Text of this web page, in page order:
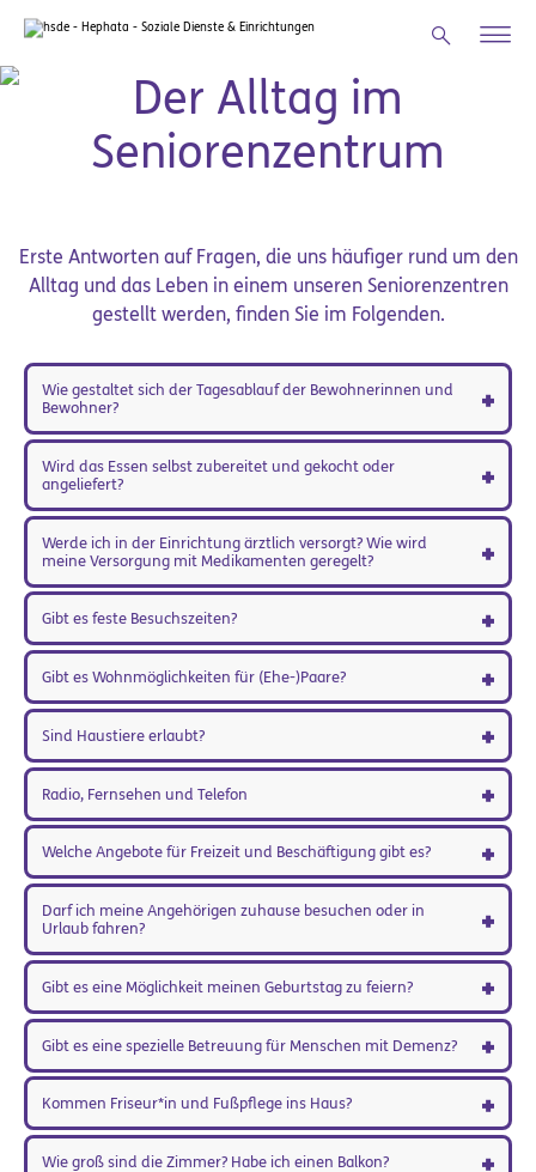
Der Alltag im
Seniorenzentrum
Erste Antworten auf Fragen, die uns häufiger rund um den
Alltag und das Leben in einem unseren Seniorenzentren
gestellt werden, finden Sie im Folgenden.
Wie gestaltet sich der Tagesablauf der Bewohnerinnen und
Bewohner?
Wird das Essen selbst zubereitet und gekocht oder
angeliefert?
Werde ich in der Einrichtung ärztlich versorgt? Wie wird
meine Versorgung mit Medikamenten geregelt?
Gibt es feste Besuchszeiten?
Gibt es Wohnmöglichkeiten für (Ehe-)Paare?
Sind Haustiere erlaubt?
Radio, Fernsehen und Telefon
Welche Angebote für Freizeit und Beschäftigung gibt es?
Darf ich meine Angehörigen zuhause besuchen oder in
Urlaub fahren?
Gibt es eine Möglichkeit meinen Geburtstag zu feiern?
Gibt es eine spezielle Betreuung für Menschen mit Demenz?
Kommen Friseur*in und Fußpflege ins Haus?
Wie groß sind die Zimmer? Habe ich einen Balkon?